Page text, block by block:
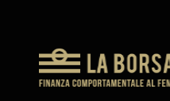
contenuto